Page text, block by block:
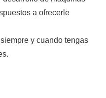
a ofrecerle
y cuando tengas